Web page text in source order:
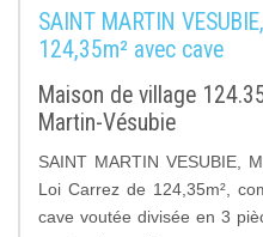
SAINT MARTIN
124,35m² avec cave
Maison de village
Martin-Vésubie
SAINT MARTIN VESUBIE,
Loi Carrez de 124,35m²,
cave voutée divisée en 3